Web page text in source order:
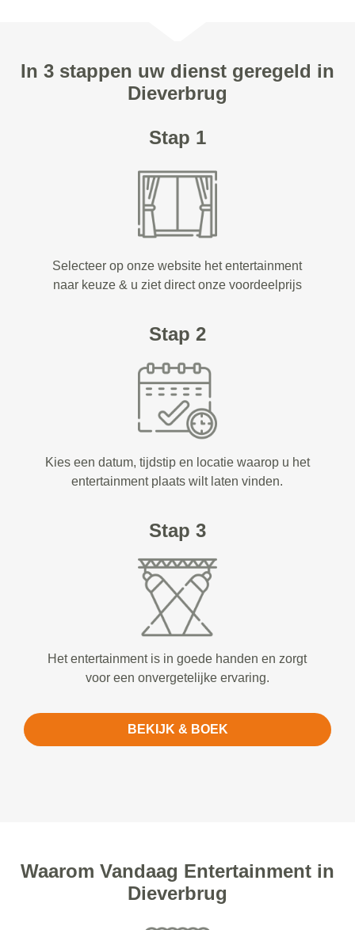
In 3 stappen uw dienst geregeld in
Dieverbrug
Stap 1
Selecteer op onze website het entertainment
naar keuze & u ziet direct onze voordeelprijs
Stap 2
Kies een datum, tijdstip en locatie waarop u het
entertainment plaats wilt laten vinden.
Stap 3
Het entertainment is in goede handen en zorgt
voor een onvergetelijke ervaring.
BEKIJK & BOEK
Waarom Vandaag Entertainment in
Dieverbrug